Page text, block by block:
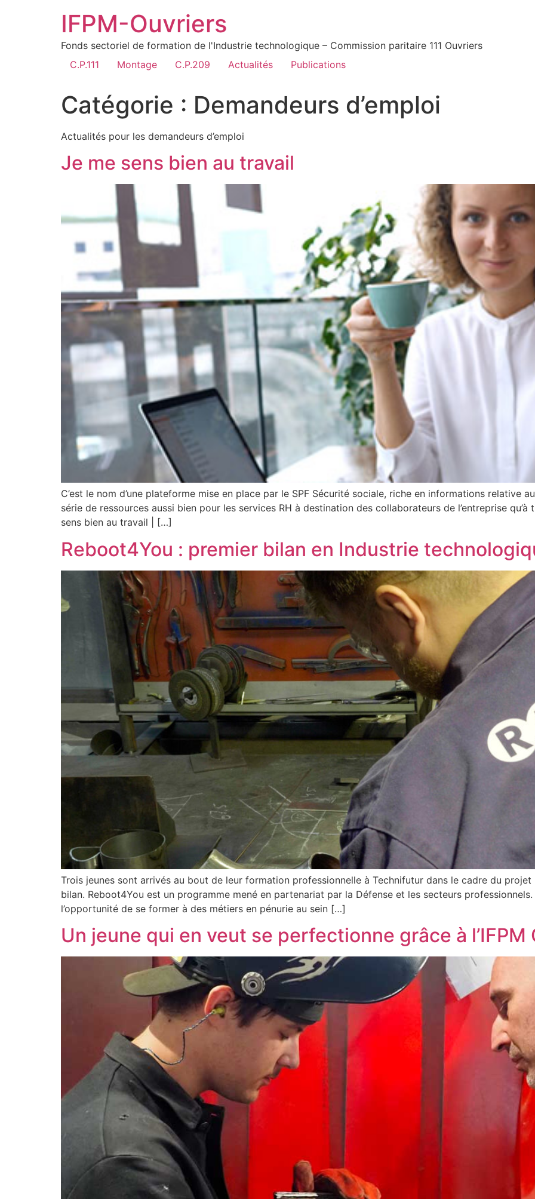
IFPM-Ouvriers
Fonds sectoriel de formation de l'Industrie technologique – Commission paritaire 111 Ouvriers
C.P.111
Montage C.P.209 Actualités Publications
Catégorie : Demandeurs d’emploi
Actualités pour les demandeurs d’emploi
Je me sens bien au travail
C’est le nom d’une plateforme mise en place par le SPF Sécurité sociale, riche en informations relative
série de ressources aussi bien pour les services RH à destination des collaborateurs de l’entreprise qu’à
sens bien au travail | […]
Reboot4You : premier bilan en Industrie
Trois jeunes sont arrivés au bout de leur formation professionnelle à Technifutur dans le cadre du projet
bilan. Reboot4You est un programme mené en partenariat par la Défense et les secteurs
l’opportunité de se former à des métiers en pénurie au sein […]
Un jeune qui en veut se perfectionne grâce à l’IFPM